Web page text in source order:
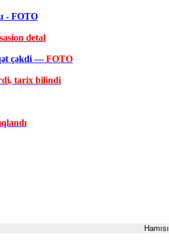
- FOTO
detal
çəkdi —FOTO
tarix bilindi
Hamısı